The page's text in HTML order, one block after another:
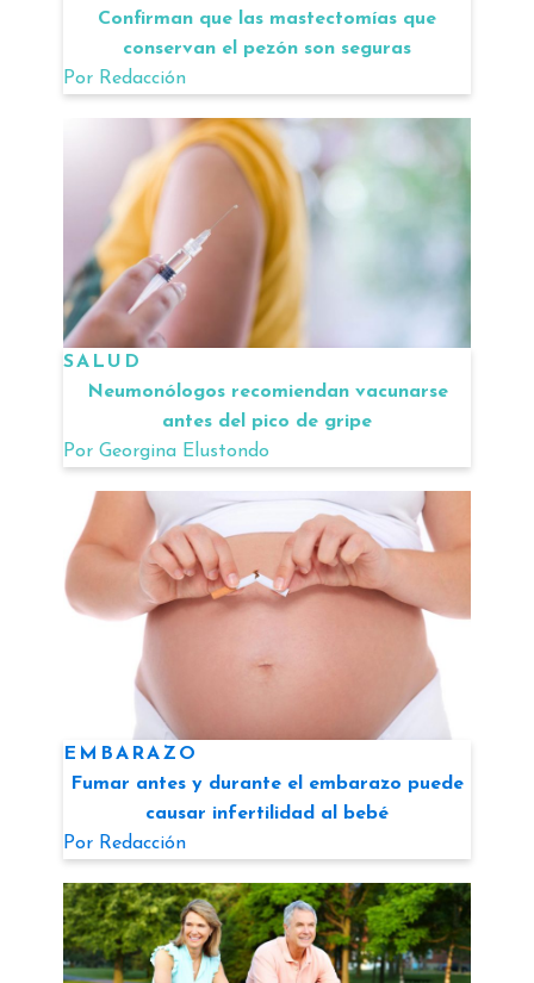
Confirman que las mastectomías que
conservan el pezón son seguras
Por Redacción
SALUD
Neumonólogos recomiendan vacunarse
antes del pico de gripe
Por Georgina Elustondo
EMBARAZO
Fumar antes y durante el embarazo puede
causar infertilidad al bebé
Por Redacción